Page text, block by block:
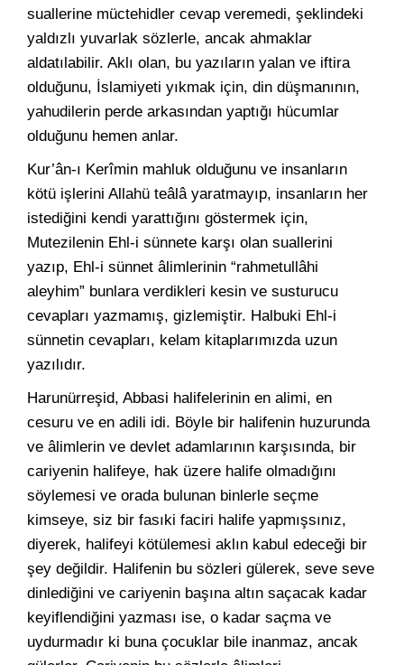
suallerine müctehidler cevap veremedi, şeklindeki
yaldızlı yuvarlak sözlerle, ancak ahmaklar
aldatılabilir. Aklı olan, bu yazıların yalan ve iftira
olduğunu, İslamiyeti yıkmak için, din düşmanının,
yahudilerin perde arkasından yaptığı hücumlar
olduğunu hemen anlar.
Kur’ân-ı Kerîmin mahluk olduğunu ve insanların
kötü işlerini Allahü teâlâ yaratmayıp, insanların her
istediğini kendi yarattığını göstermek için,
Mutezilenin Ehl-i sünnete karşı olan suallerini
yazıp, Ehl-i sünnet âlimlerinin “rahmetullâhi
aleyhim” bunlara verdikleri kesin ve susturucu
cevapları yazmamış, gizlemiştir. Halbuki Ehl-i
sünnetin cevapları, kelam kitaplarımızda uzun
yazılıdır.
Harunürreşid, Abbasi halifelerinin en alimi, en
cesuru ve en adili idi. Böyle bir halifenin huzurunda
ve âlimlerin ve devlet adamlarının karşısında, bir
cariyenin halifeye, hak üzere halife olmadığını
söylemesi ve orada bulunan binlerle seçme
kimseye, siz bir fasıki faciri halife yapmışsınız,
diyerek, halifeyi kötülemesi aklın kabul edeceği bir
şey değildir. Halifenin bu sözleri gülerek, seve seve
dinlediğini ve cariyenin başına altın saçacak kadar
keyiflendiğini yazması ise, o kadar saçma ve
uydurmadır ki buna çocuklar bile inanmaz, ancak